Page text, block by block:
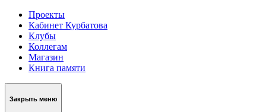
Проекты
Кабинет Курбатова
Клубы
Коллегам
Магазин
Книга памяти
Закрыть меню